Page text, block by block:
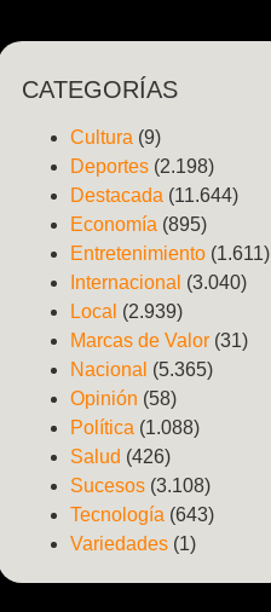
CATEGORÍAS
Cultura (9)
Deportes (2.198)
Destacada (11.644)
Economía (895)
Entretenimiento (1.611)
Internacional (3.040)
Local (2.939)
Marcas de Valor (31)
Nacional (5.365)
Opinión (58)
Política (1.088)
Salud (426)
Sucesos (3.108)
Tecnología (643)
Variedades (1)